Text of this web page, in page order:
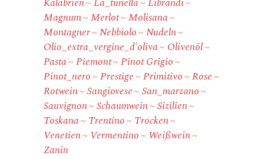
Kalabrien
La_tunella
Librandi
Magnum
Merlot
Molisana
Montagner
Nebbiolo
Nudeln
Olio_extra_vergine_d'oliva
Olivenöl
Pasta
Piemont
Pinot Grigio
Pinot_nero
Prestige Primitivo
Rose
Rotwein
Sangiovese
San_marzano
Sauvignon
Schaumwein
Sizilien
Toskana
Trentino
Trocken
Venetien
Vermentino
Weißwein
Zanin